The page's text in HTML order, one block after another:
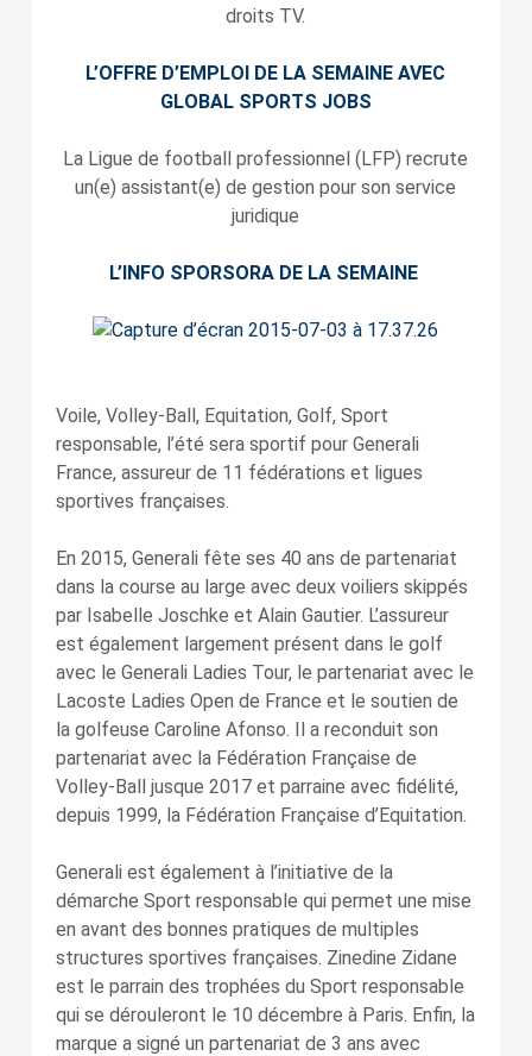
droits TV.
L’OFFRE D’EMPLOI DE LA SEMAINE AVEC
GLOBAL SPORTS JOBS
La Ligue de football professionnel (LFP) recrute
un(e) assistant(e) de gestion pour son service
juridique
L’INFO SPORSORA DE LA SEMAINE
Voile, Volley-Ball, Equitation, Golf, Sport
responsable, l’été sera sportif pour Generali
France, assureur de 11 fédérations et ligues
sportives françaises.
En 2015, Generali fête ses 40 ans de partenariat
dans la course au large avec deux voiliers skippés
par Isabelle Joschke et Alain Gautier. L’assureur
est également largement présent dans le golf
avec le Generali Ladies Tour, le partenariat avec le
Lacoste Ladies Open de France et le soutien de
la golfeuse Caroline Afonso. Il a reconduit son
partenariat avec la Fédération Française de
Volley-Ball jusque 2017 et parraine avec fidélité,
depuis 1999, la Fédération Française d’Equitation.
Generali est également à l’initiative de la
démarche Sport responsable qui permet une mise
en avant des bonnes pratiques de multiples
structures sportives françaises. Zinedine Zidane
est le parrain des trophées du Sport responsable
qui se dérouleront le 10 décembre à Paris. Enfin, la
marque a signé un partenariat de 3 ans avec